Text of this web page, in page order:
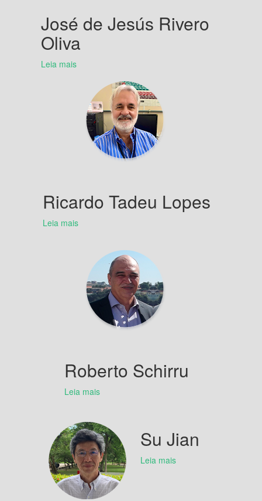
José de Jesús Rivero
Oliva
Leia mais
Ricardo Tadeu Lopes
Leia mais
Roberto Schirru
Leia mais
Su Jian
Leia mais